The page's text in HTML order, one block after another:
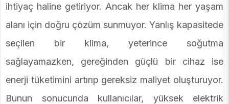
ihtiyaç haline getiriyor. Ancak her klima her yaşam
alanı için doğru çözüm sunmuyor. Yanlış kapasitede
seçilen bir klima, yeterince soğutma
sağlayamazken, gereğinden güçlü bir cihaz ise
enerji tüketimini artırıp gereksiz maliyet oluşturuyor.
Bunun sonucunda kullanıcılar, yüksek elektrik